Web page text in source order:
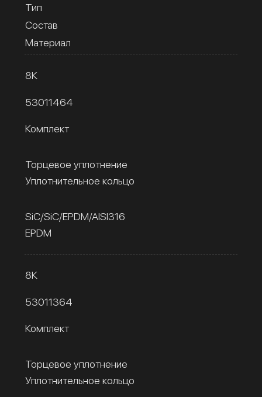
Тип
Состав
Материал
8К
53011464
Комплект
Торцевое уплотнение
Уплотнительное кольцо
SiC/SiC/EPDM/AISI316
EPDM
8К
53011364
Комплект
Торцевое уплотнение
Уплотнительное кольцо